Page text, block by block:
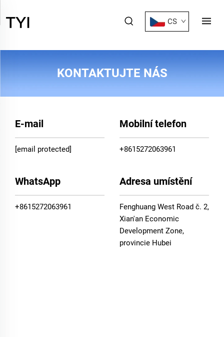
CS
KONTAKTUJTE NÁS
E-mail
[email protected]
Mobilní telefon
+8615272063961
WhatsApp
+8615272063961
Adresa umístění
Fenghuang West Road č. 2,
Xian'an Economic
Development Zone,
provincie Hubei